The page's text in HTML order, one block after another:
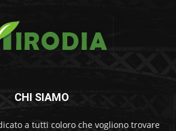
CHI SIAMO
a tutti coloro che vogliono trovare